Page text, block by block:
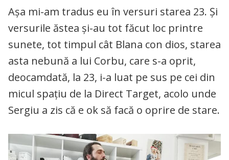
Așa mi-am tradus eu în versuri starea 23. Și
versurile ăstea și-au tot făcut loc printre
sunete, tot timpul cât Blana con dios, starea
asta nebună a lui Corbu, care s-a oprit,
deocamdată, la 23, i-a luat pe sus pe cei din
micul spațiu de la Direct Target, acolo unde
Sergiu a zis că e ok să facă o oprire de stare.